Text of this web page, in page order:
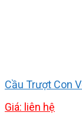
Cầu Trượt Con
Giá: liên hệ